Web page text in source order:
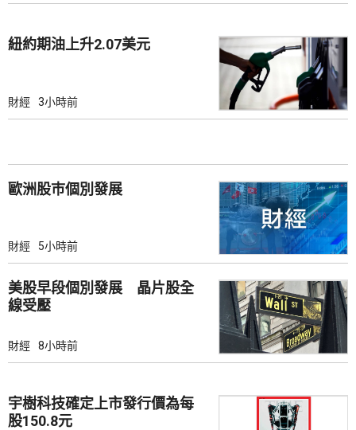
紐約期油上升2.07美元
財經 3小時前
歐洲股巿個別發展
財經 5小時前
美股早段個別發展 晶片股全
線受壓
財經 8小時前
宇樹科技確定上市發行價為每
股150.8元